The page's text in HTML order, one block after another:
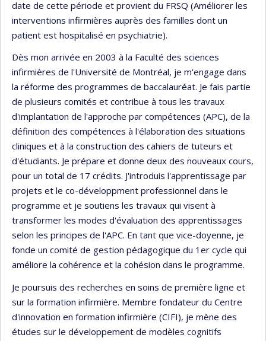
date de cette période et provient du FRSQ (Améliorer les
interventions infirmières auprès des familles dont un
patient est hospitalisé en psychiatrie).
Dès mon arrivée en 2003 à la Faculté des sciences
infirmières de l'Université de Montréal, je m'engage dans
la réforme des programmes de baccalauréat. Je fais partie
de plusieurs comités et contribue à tous les travaux
d'implantation de l'approche par compétences (APC), de la
définition des compétences à l'élaboration des situations
cliniques et à la construction des cahiers de tuteurs et
d'étudiants. Je prépare et donne deux des nouveaux cours,
pour un total de 17 crédits. J'introduis l'apprentissage par
projets et le co-développment professionnel dans le
programme et je soutiens les travaux qui visent à
transformer les modes d'évaluation des apprentissages
selon les principes de l'APC. En tant que vice-doyenne, je
fonde un comité de gestion pédagogique du 1er cycle qui
améliore la cohérence et la cohésion dans le programme.
Je poursuis des recherches en soins de première ligne et
sur la formation infirmière. Membre fondateur du Centre
d'innovation en formation infirmière (CIFI), je mène des
études sur le développement de modèles cognitifs